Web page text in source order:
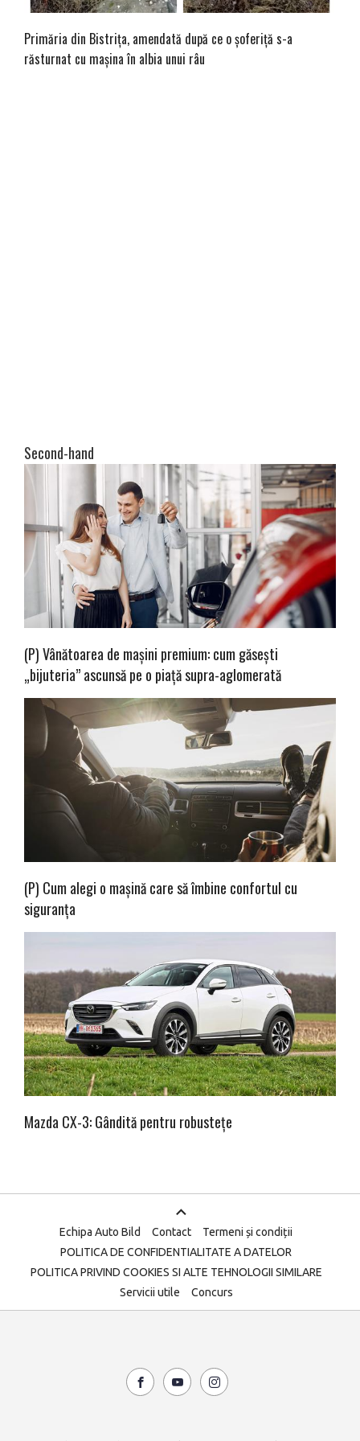
Primăria din Bistrița, amendată după ce o șoferiță s-a
răsturnat cu mașina în albia unui râu
Second-hand
(P) Vânătoarea de mașini premium: cum găsești
„bijuteria” ascunsă pe o piață supra-aglomerată
(P) Cum alegi o mașină care să îmbine confortul cu
siguranța
Mazda CX-3: Gândită pentru robustețe
Echipa Auto Bild Contact
Termeni și condiții
POLITICA DE CONFIDENTIALITATE A DATELOR
POLITICA PRIVIND COOKIES SI ALTE TEHNOLOGII SIMILARE
Servicii utile
Concurs